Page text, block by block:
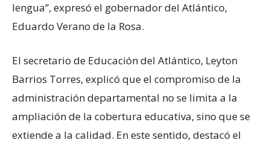
lengua”, expresó el gobernador del Atlántico,
Eduardo Verano de la Rosa.
El secretario de Educación del Atlántico, Leyton
Barrios Torres, explicó que el compromiso de la
administración departamental no se limita a la
ampliación de la cobertura educativa, sino que se
extiende a la calidad. En este sentido, destacó el